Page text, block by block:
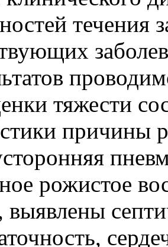
течения
тяжести
причины
рожистое
выявлены